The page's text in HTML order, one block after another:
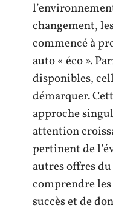
changement,
commencé à
auto « éco ».
disponibles,
démarquer.
approche
attention
pertinent de
autres offres
comprendre
succès et de